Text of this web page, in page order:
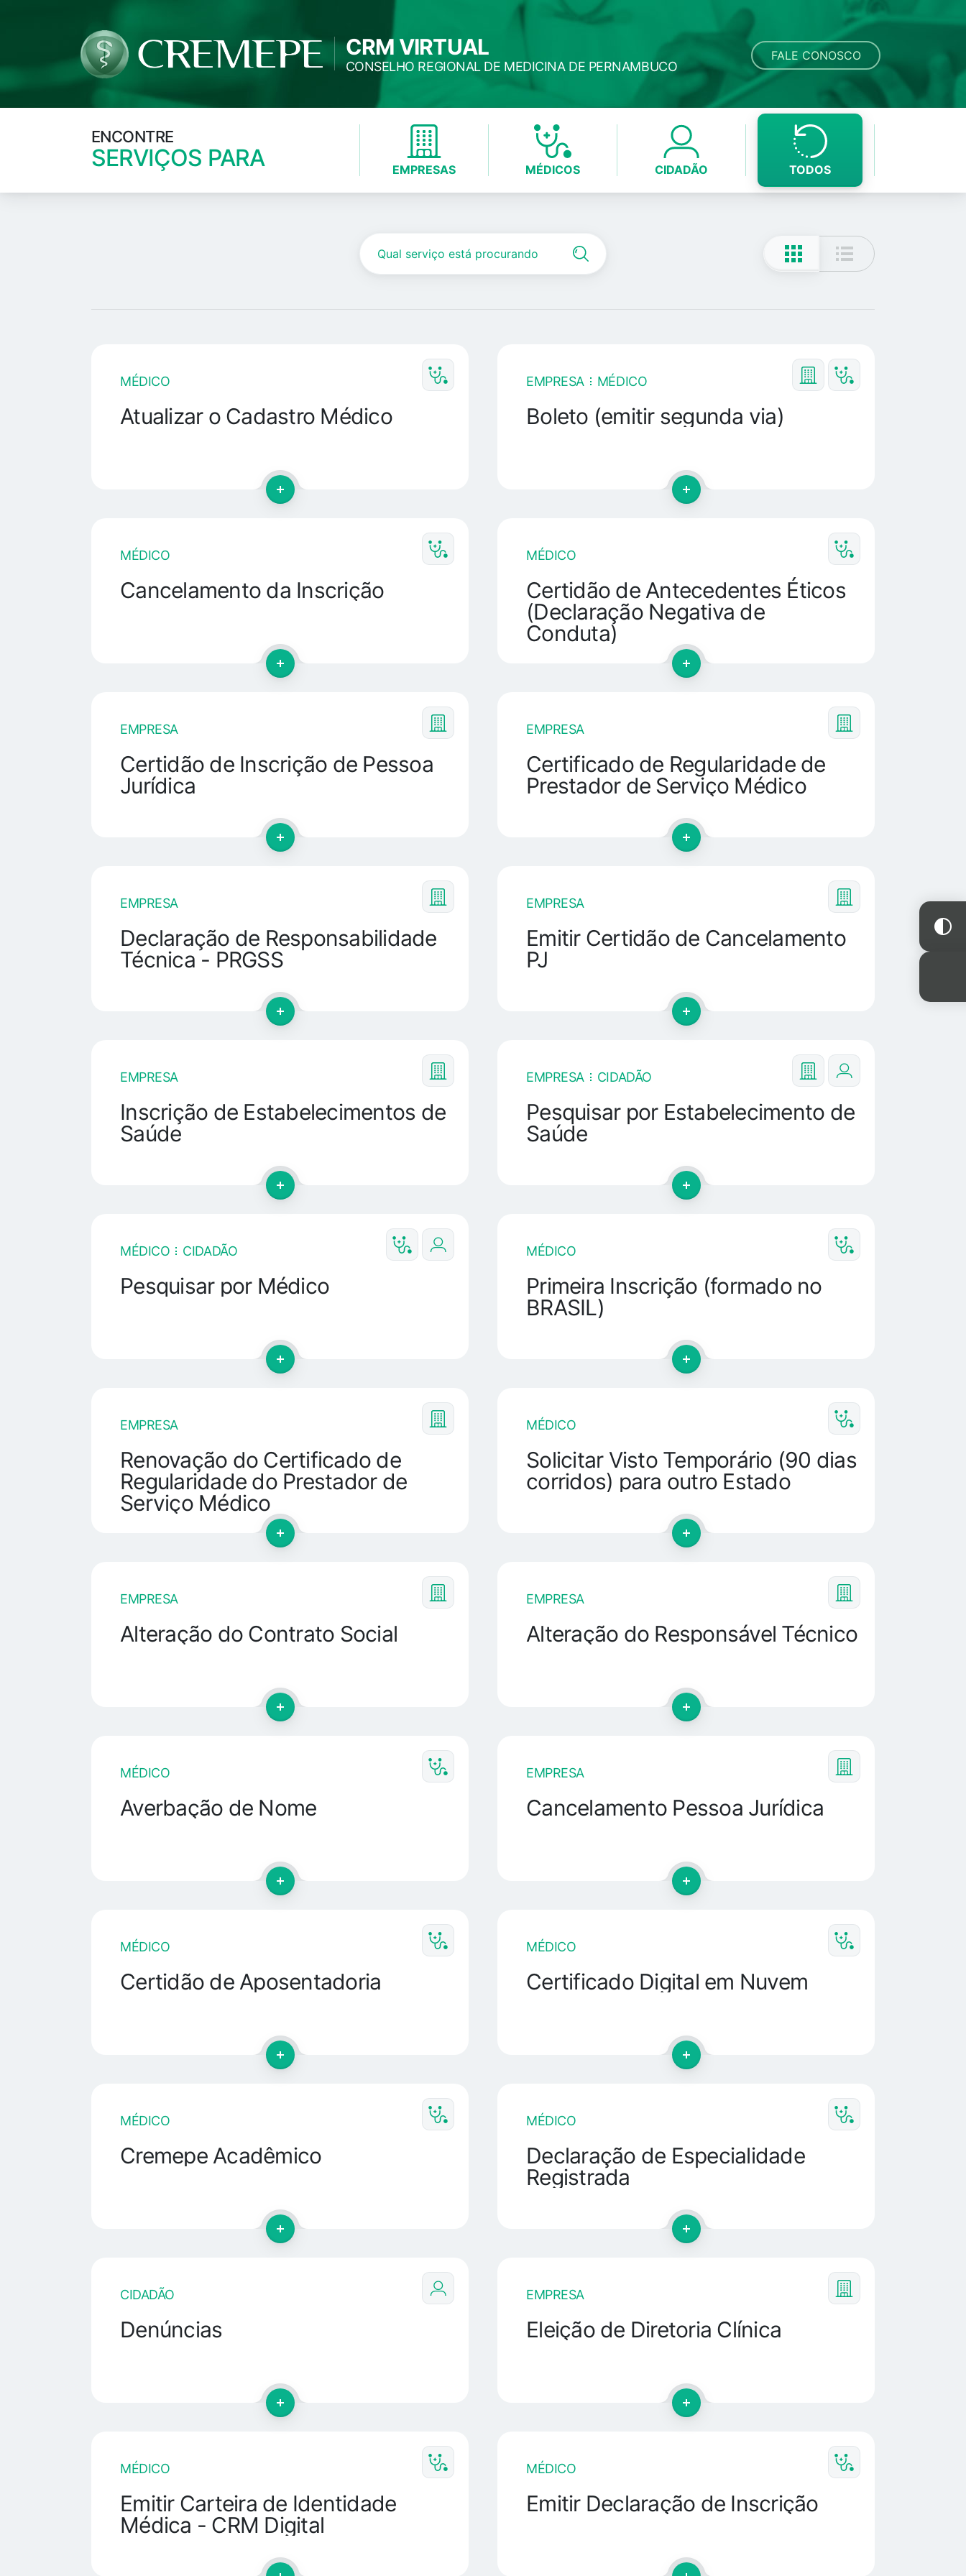
CRM VIRTUAL
CONSELHO REGIONAL DE MEDICINA DE PERNAMBUCO
FALE CONOSCO
ENCONTRE
SERVIÇOS PARA EMPRESAS MÉDICOS CIDADÃO TODOS
MÉDICO
Atualizar o Cadastro Médico
EMPRESA MÉDICO
Boleto (emitir segunda via)
MÉDICO
Cancelamento da Inscrição
MÉDICO
Certidão de Antecedentes Éticos
(Declaração Negativa de
Conduta)
EMPRESA
Certidão de Inscrição de Pessoa
Jurídica
EMPRESA
Certificado de Regularidade de
Prestador de Serviço Médico
EMPRESA
Declaração de Responsabilidade
Técnica - PRGSS
EMPRESA
Emitir Certidão de Cancelamento
PJ
EMPRESA
Inscrição de Estabelecimentos de
Saúde
EMPRESA CIDADÃO
Pesquisar por Estabelecimento de
Saúde
MÉDICO CIDADÃO
Pesquisar por Médico
MÉDICO
Primeira Inscrição (formado no
BRASIL)
EMPRESA
Renovação do Certificado de
Regularidade do Prestador de
Serviço Médico
MÉDICO
Solicitar Visto Temporário (90 dias
corridos) para outro Estado
EMPRESA
Alteração do Contrato Social
EMPRESA
Alteração do Responsável Técnico
MÉDICO
Averbação de Nome
EMPRESA
Cancelamento Pessoa Jurídica
MÉDICO
Certidão de Aposentadoria
MÉDICO
Certificado Digital em Nuvem
MÉDICO
Cremepe Acadêmico
MÉDICO
Declaração de Especialidade
Registrada
CIDADÃO
Denúncias
EMPRESA
Eleição de Diretoria Clínica
MÉDICO
Emitir Carteira de Identidade
Médica - CRM Digital
MÉDICO
Emitir Declaração de Inscrição